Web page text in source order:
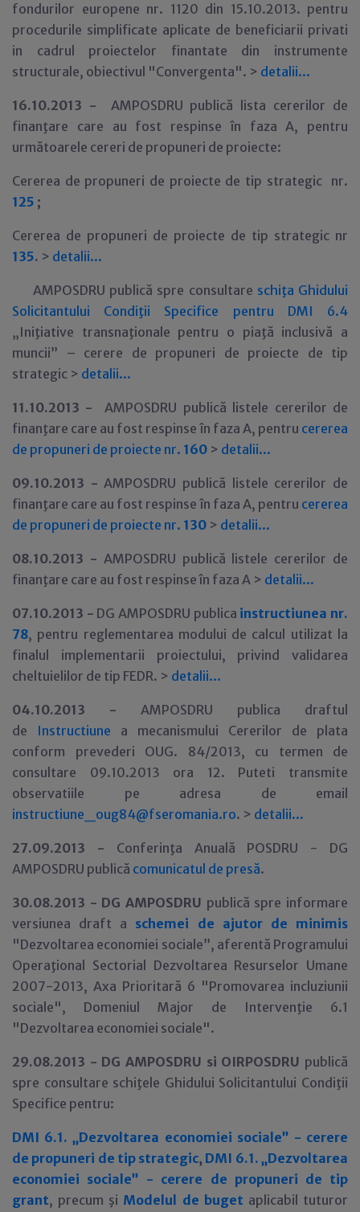
fondurilor europene nr. 1120 din 15.10.2013. pentru
procedurile simplificate aplicate de beneficiarii privati
in cadrul proiectelor finantate din instrumente
structurale, obiectivul "Convergenta". > detalii...
16.10.2013 - AMPOSDRU publică lista cererilor de
finanţare care au fost respinse în faza A, pentru
următoarele cereri de propuneri de proiecte:
Cererea de propuneri de proiecte de tip strategic nr.
125 ;
Cererea de propuneri de proiecte de tip strategic nr
135. > detalii...
AMPOSDRU publică spre consultare schiţa Ghidului
Solicitantului Condiţii Specifice pentru DMI 6.4
„Iniţiative transnaţionale pentru o piaţă inclusivă a
muncii” – cerere de propuneri de proiecte de tip
strategic > detalii...
11.10.2013 -AMPOSDRU publică listele cererilor de
finanţare care au fost respinse în faza A, pentru cererea
de propuneri de proiecte nr. 160 > detalii...
09.10.2013 -AMPOSDRU publică listele cererilor de
finanţare care au fost respinse în faza A, pentru cererea
de propuneri de proiecte nr. 130 > detalii...
08.10.2013 - AMPOSDRU publică listele cererilor de
finanţare care au fost respinse în faza A > detalii...
07.10.2013 - DG AMPOSDRU publica instructiunea nr.
78, pentru reglementarea modului de calcul utilizat la
finalul implementarii proiectului, privind validarea
cheltuielilor de tip FEDR. > detalii...
04.10.2013 - AMPOSDRU publica draftul
de Instructiune a mecanismului Cererilor de plata
conform prevederi OUG. 84/2013, cu termen de
consultare 09.10.2013 ora 12. Puteti transmite
observatiile pe adresa de email
instructiune_oug84@fseromania.ro. > detalii...
27.09.2013 - Conferinţa Anuală POSDRU - DG
AMPOSDRU publică comunicatul de presă.
30.08.2013 - DG AMPOSDRU publică spre informare
versiunea draft a schemei de ajutor de minimis
"Dezvoltarea economiei sociale”, aferentă Programului
Operaţional Sectorial Dezvoltarea Resurselor Umane
2007-2013, Axa Prioritară 6 "Promovarea incluziunii
sociale", Domeniul Major de Intervenţie 6.1
"Dezvoltarea economiei sociale".
29.08.2013 - DG AMPOSDRU si OIRPOSDRU publică
spre consultare schiţele Ghidului Solicitantului Condiţii
Specifice pentru:
DMI 6.1. „Dezvoltarea economiei sociale” - cerere
de propuneri de tip strategic, DMI 6.1. „Dezvoltarea
economiei sociale” - cerere de propuneri de tip
grant, precum şi Modelul de buget aplicabil tuturor